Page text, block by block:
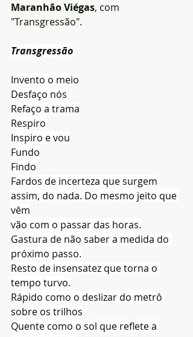
Maranhão Viégas, com
"Transgressão".
Transgressão
Invento o meio
Desfaço nós
Refaço a trama
Respiro
Inspiro e vou
Fundo
Findo
Fardos de incerteza que surgem
assim, do nada. Do mesmo jeito que
vêm
vão com o passar das horas.
Gastura de não saber a medida do
próximo passo.
Resto de insensatez que torna o
tempo turvo.
Rápido como o deslizar do metrô
sobre os trilhos
Quente como o sol que reflete a